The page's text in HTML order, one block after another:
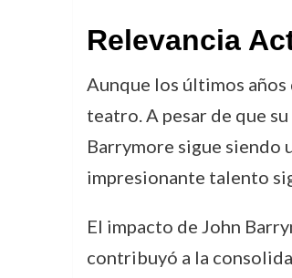
Relevancia
Aunque los últimos
teatro. A pesar de que
Barrymore sigue siendo
impresionante talento
El impacto de John
contribuyó a la